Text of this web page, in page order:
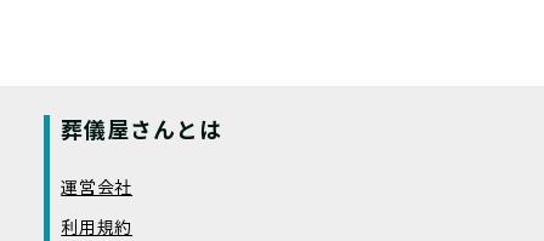
葬儀屋さんとは
運営会社
利用規約